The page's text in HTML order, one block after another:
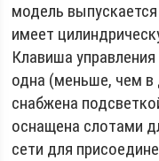
модель
имеет
Клавиша
одна (меньше, чем в
снабжена
оснащена слотами
сети для